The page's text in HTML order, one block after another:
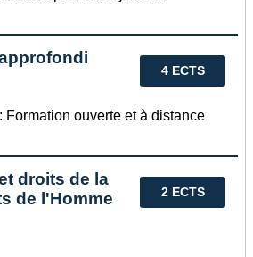
4 ECTS
Formation ouverte et à distance
2 ECTS
droits de la
de l'Homme